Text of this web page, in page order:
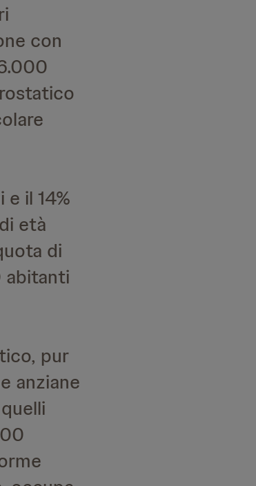
con
il 14%
età
di
abitanti
pur
anziane